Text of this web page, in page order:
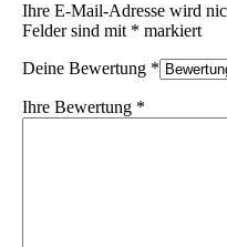
Ihre E-Mail-Adresse wird
Felder sind mit * markiert
Deine Bewertung *
Ihre Bewertung *